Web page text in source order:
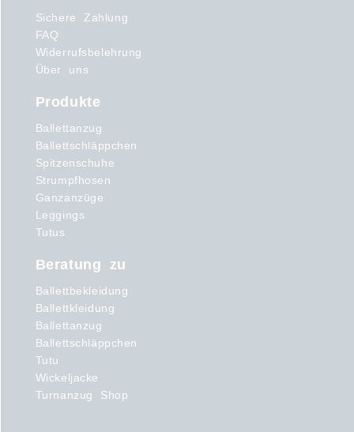
Sichere Zahlung
FAQ
Widerrufsbelehrung
Über uns
Produkte
Ballettanzug
Ballettschläppchen
Spitzenschuhe
Strumpfhosen
Ganzanzüge
Leggings
Tutus
Beratung zu
Ballettbekleidung
Ballettkleidung
Ballettanzug
Ballettschläppchen
Tutu
Wickeljacke
Turnanzug Shop